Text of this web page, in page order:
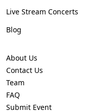
Live Stream Concerts
Blog
About Us
Contact Us
Team
FAQ
Submit Event